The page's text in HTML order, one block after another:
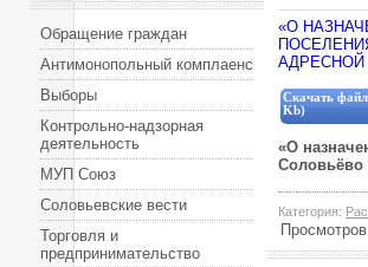
Обращение граждан
Антимонопольный комплаенс
Выборы
Контрольно-надзорная
деятельность
МУП Союз
Соловьевские вести
Торговля и
предпринимательство
«О
Скачать
Kb)
«О
Соловьёво
Категория:
Просмотров